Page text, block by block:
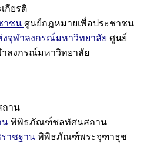
กียรติ
าชน ศูนย์กฎหมายเพื่อประชาชน
จุฬาลงกรณ์มหาวิทยาลัย ศูนย์
ลงกรณ์มหาวิทยาลัย
ถาน
น พิพิธภัณฑ์ชลทัศนสถาน
าชฐาน พิพิธภัณฑ์พระจุฑาธุช